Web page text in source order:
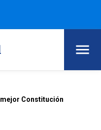
Constitución